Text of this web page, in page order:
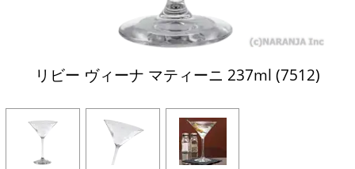
リビー ヴィーナ マティーニ 237ml (7512)